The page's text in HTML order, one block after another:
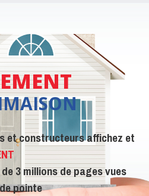
et constructeurs affichez et
3 millions de pages vues
pointe